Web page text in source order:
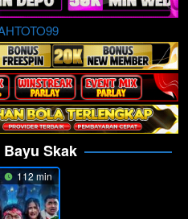
Bayu Skak
112 min